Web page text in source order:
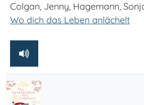
Colgan, Jenny, Hagemann,
Wo dich das Leben anlächelt